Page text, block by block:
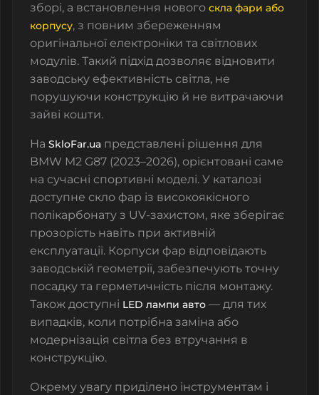
зборі, а встановлення нового скла фари або
корпусу, з повним збереженням
оригінальної електроніки та світлових
модулів. Такий підхід дозволяє відновити
заводську ефективність світла, не
порушуючи конструкцію й не витрачаючи
зайві кошти.
На SkloFar.ua представлені рішення для
BMW M2 G87 (2023–2026), орієнтовані саме
на сучасні спортивні моделі. У каталозі
доступне скло фар із високоякісного
полікарбонату з UV-захистом, яке зберігає
прозорість навіть при активній
експлуатації. Корпуси фар відповідають
заводській геометрії, забезпечують точну
посадку та герметичність після монтажу.
Також доступні LED лампи авто — для тих
випадків, коли потрібна заміна або
модернізація світла без втручання в
конструкцію.
Окрему увагу приділено інструментам і